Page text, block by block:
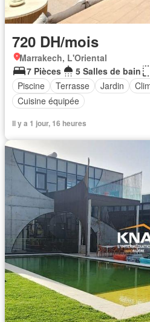
720 DH/mois
Marrakech, L'Oriental
7 Pièces
5 Salles de bain
Piscine
Terrasse Jardin
Cuisine équipée
Il y a 1 jour, 16 heures